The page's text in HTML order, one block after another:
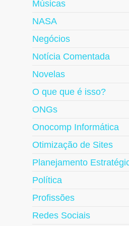
Músicas
NASA
Negócios
Notícia Comentada
Novelas
O que que é isso?
ONGs
Onocomp Informática
Otimização de Sites
Planejamento
Política
Profissões
Redes Sociais